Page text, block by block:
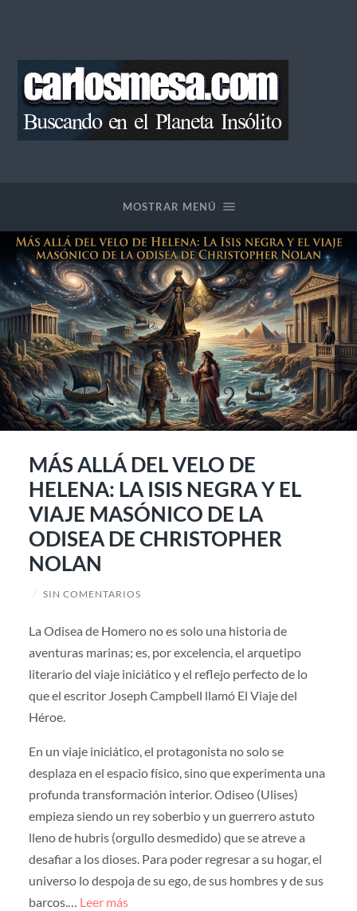
MOSTRAR MENÚ
MÁS ALLÁ DEL VELO DE
HELENA: LA ISIS NEGRA Y EL
VIAJE MASÓNICO DE LA
ODISEA DE CHRISTOPHER
NOLAN
/ SIN COMENTARIOS
La Odisea de Homero no es solo una historia de
aventuras marinas; es, por excelencia, el arquetipo
literario del viaje iniciático y el reflejo perfecto de lo
que el escritor Joseph Campbell llamó El Viaje del
Héroe.
En un viaje iniciático, el protagonista no solo se
desplaza en el espacio físico, sino que experimenta una
profunda transformación interior. Odiseo (Ulises)
empieza siendo un rey soberbio y un guerrero astuto
lleno de hubris (orgullo desmedido) que se atreve a
desafiar a los dioses. Para poder regresar a su hogar, el
universo lo despoja de su ego, de sus hombres y de sus
barcos.… Leer más